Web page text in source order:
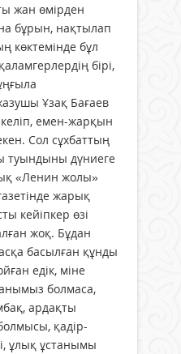
жан өмірден
бұрын, нақтылап
көктемінде бұл
бірі,
Ұзақ Бағаев
емен-жарқын
Сол сұхбаттың
туындыны дүниеге
«Ленин жолы»
жарық
кейіпкер өзі
жоқ. Бұдан
басылған құнды
едік, міне
болмаса,
ардақты
қадір-
ұлық ұстанымы